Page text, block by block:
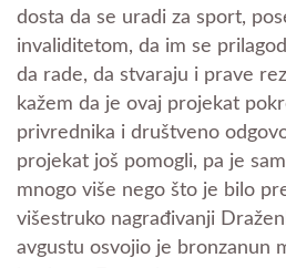
dosta da se uradi za sport,
invaliditetom, da im se
da rade, da stvaraju i prave
kažem da je ovaj projekat
privrednika i društveno
projekat još pomogli, pa je
mnogo više nego što je bilo
višestruko nagrađivanji
avgustu osvojio je bronzanun